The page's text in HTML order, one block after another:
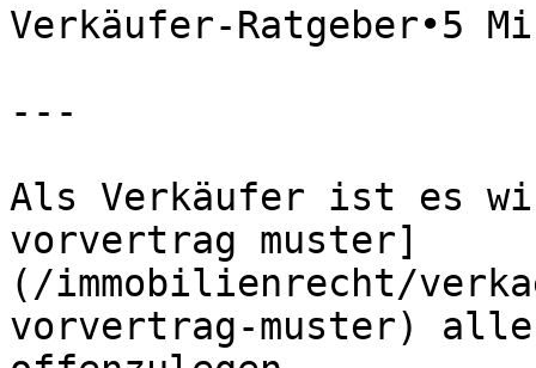
Verkäufer-Ratgeber•5
---
Als Verkäufer ist es
vorvertrag muster]
(/immobilienrecht/
vorvertrag-muster)